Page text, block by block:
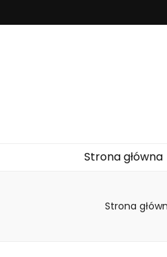
Strona główna
Strona